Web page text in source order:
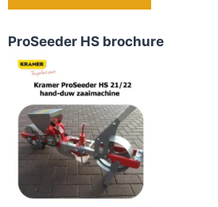
ProSeeder HS brochure